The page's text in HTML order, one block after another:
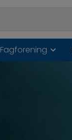
Fagforening